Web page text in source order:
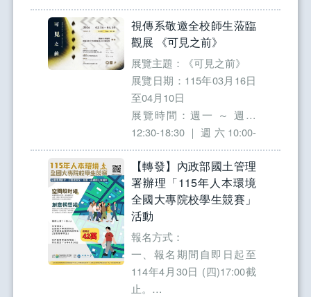
在設計大樓四樓D408視傳
系設計演藝工坊
舉辦「映像舟舢-曾培育水
彩個展」
開幕茶會4/15週三上午
11:20
敬邀各位師長蒞臨參觀指
教。
視傳系敬邀全校師生蒞臨
觀展 《可見之前》
展覽主題：《可見之前》
展覽日期：115年03月16日
至04月10日
展覽時間：週一 ～ 週五
12:30-18:30｜週六10:00-
17:00
展覽地點：朝陽科技大學設
計大樓四樓 YELLOW BOX
設計演藝工坊D-408
開幕茶會：115年03月17
日，上午10:30
敬邀全校師生蒞臨觀展
2026-03-16
【轉發】內政部國土管理
署辦理「115年人本環境
全國大專院校學生競賽」
活動
報名方式：
一、報名期間自即日起至
114年4月30日 (四)17:00截
止。